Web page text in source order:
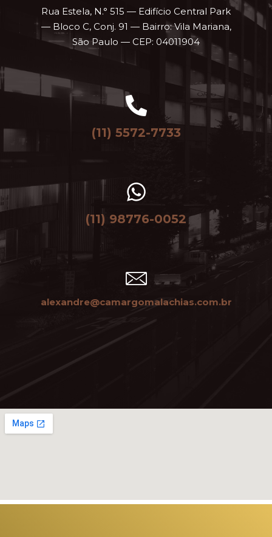
Rua Estela, N.° 515 — Edifício Central Park
— Bloco C, Conj. 91 — Bairro: Vila Mariana,
São Paulo — CEP: 04011904
(11) 5572-7733
(11) 98776-0052
alexandre@camargomalachias.com.br